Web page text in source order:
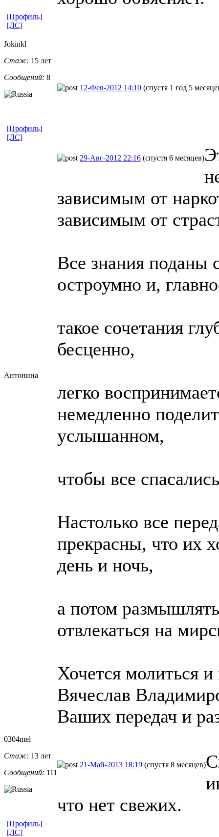
[Профиль]
[ЛС]
Jokinkl
Стаж: 15 лет
Сообщений: 8
12-Фев-2012 14:10 (спустя 1 год 5
[Профиль]
[ЛС]
Антонина
29-Авг-2012 22:16 (спустя 6 месяцев)
зависимым от
зависимым от
Все знания поданы
остроумно и,
такое сочетания
бесценно,
легко
немедленно
услышанном,
чтобы все
Настолько все
прекрасны, что их
день и ночь,
а потом
отвлекаться на
Хочется молиться
Вячеслав
Ваших передач и
0304mel
Стаж: 13 лет
Сообщений: 111
21-Май-2013 18:19 (спустя 8 месяцев)
что нет свежих.
[Профиль]
[ЛС]